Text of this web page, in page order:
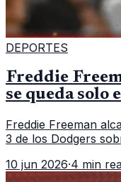
DEPORTES
Freddie
se queda solo
Freddie Freeman
3 de los Dodgers
Grandes Ligas.
10 jun 2026·4 min